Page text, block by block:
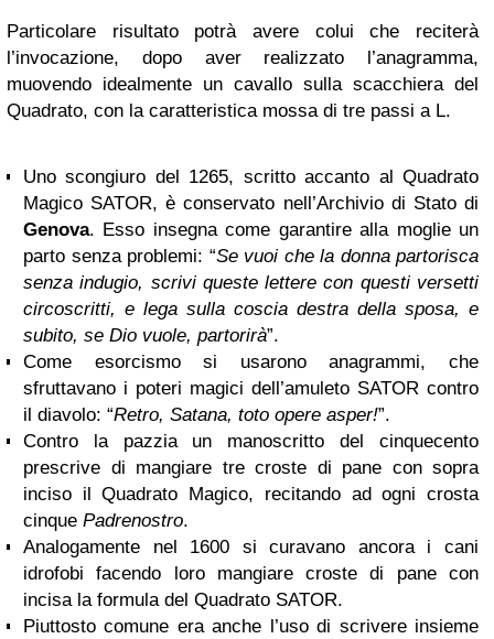
Particolare risultato potrà avere colui che reciterà
l’invocazione, dopo aver realizzato l’anagramma,
muovendo idealmente un cavallo sulla scacchiera del
Quadrato, con la caratteristica mossa di tre passi a L.
Uno scongiuro del 1265, scritto accanto al Quadrato
Magico SATOR, è conservato nell’Archivio di Stato di
Genova. Esso insegna come garantire alla moglie un
parto senza problemi: “Se vuoi che la donna partorisca
senza indugio, scrivi queste lettere con questi versetti
circoscritti, e lega sulla coscia destra della sposa, e
subito, se Dio vuole, partorirà”.
Come esorcismo si usarono anagrammi, che
sfruttavano i poteri magici dell’amuleto SATOR contro
il diavolo: “Retro, Satana, toto opere asper!”.
Contro la pazzia un manoscritto del cinquecento
prescrive di mangiare tre croste di pane con sopra
inciso il Quadrato Magico, recitando ad ogni crosta
cinque Padrenostro.
Analogamente nel 1600 si curavano ancora i cani
idrofobi facendo loro mangiare croste di pane con
incisa la formula del Quadrato SATOR.
Piuttosto comune era anche l’uso di scrivere insieme